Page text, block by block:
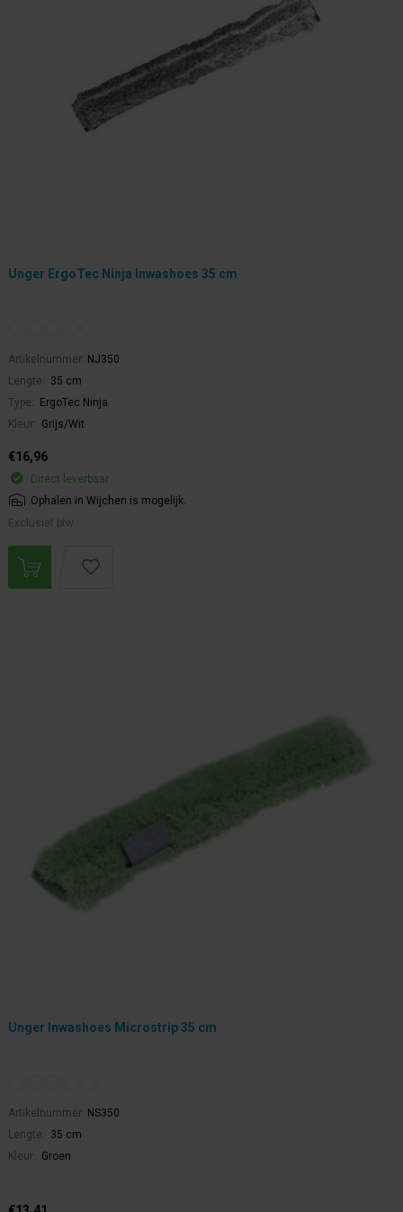
Unger ErgoTec Ninja Inwashoes 35 cm
Artikelnummer: NJ350
Lengte:
35 cm
Type:
ErgoTec Ninja
Kleur:
Grijs/Wit
€16,96
Direct leverbaar
Ophalen in Wijchen is mogelijk.
Exclusief btw.
Unger Inwashoes Microstrip 35 cm
Artikelnummer: NS350
Lengte:
35 cm
Kleur:
Groen